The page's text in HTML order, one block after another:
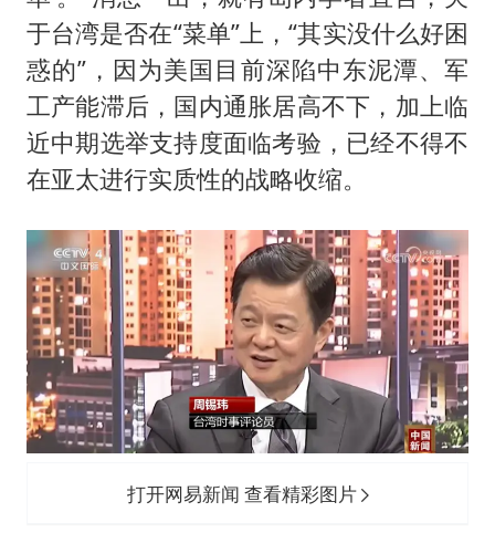
于台湾是否在“菜单”上，“其实没什么好困
惑的”，因为美国目前深陷中东泥潭、军
工产能滞后，国内通胀居高不下，加上临
近中期选举支持度面临考验，已经不得不
在亚太进行实质性的战略收缩。
打开网易新闻 查看精彩图片